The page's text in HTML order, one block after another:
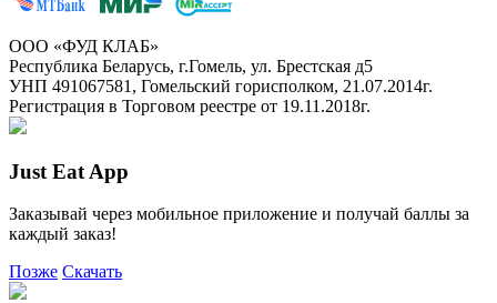
ООО «ФУД КЛАБ»
Республика Беларусь, г.Гомель, ул. Брестская д5
УНП 491067581, Гомельский горисполком, 21.07.2014г.
Регистрация в Торговом реестре от 19.11.2018г.
Just Eat App
Заказывай через мобильное приложение и получай баллы за
каждый заказ!
Позже Скачать